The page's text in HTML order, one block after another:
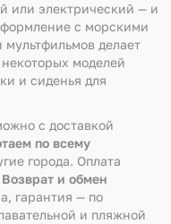
или электрический — и
с морскими
делает
моделей
и сиденья для
с доставкой
по всему
города. Оплата
Возврат и обмен
гарантия — по
и пляжной